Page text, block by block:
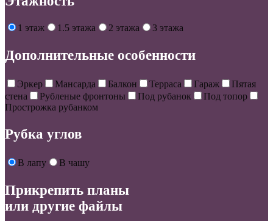
1 этаж 1.5 этажа 2 этажа 3 этажа
Дополнительные особенности
Эркер Мансарда Балкон Терраса Гараж
Пятая
стена
Рубленые фронтоны Под рубанок
Под топор
Прострожка рубанком
Рубка углов
В лапу В чашу
Прикрепить планы
или другие файлы